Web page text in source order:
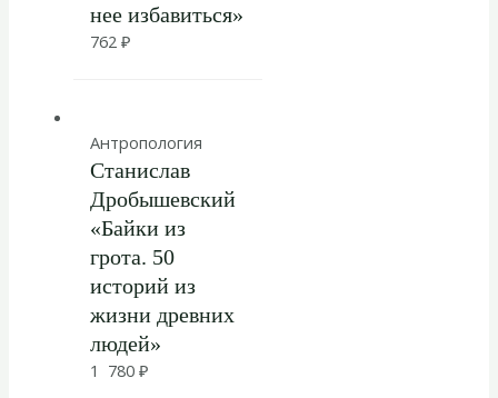
нее избавиться»
762 ₽
Антропология
Станислав
Дробышевский
«Байки из
грота. 50
историй из
жизни древних
людей»
1 780 ₽